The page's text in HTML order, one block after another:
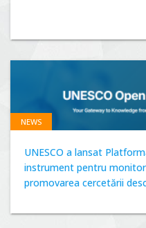
NEWS
UNESCO a lansat
instrument pentru
promovarea cercetării